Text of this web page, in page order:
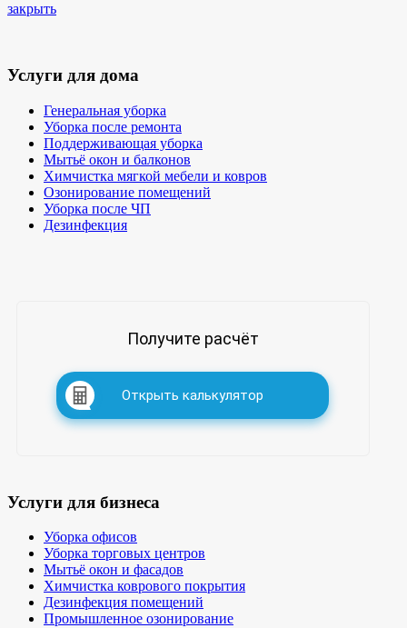
закрыть
Услуги для дома
Генеральная уборка
Уборка после ремонта
Поддерживающая уборка
Мытьё окон и балконов
Химчистка мягкой мебели и ковров
Озонирование помещений
Уборка после ЧП
Дезинфекция
Получите расчёт
Открыть калькулятор
Услуги для бизнеса
Уборка офисов
Уборка торговых центров
Мытьё окон и фасадов
Химчистка коврового покрытия
Дезинфекция помещений
Промышленное озонирование